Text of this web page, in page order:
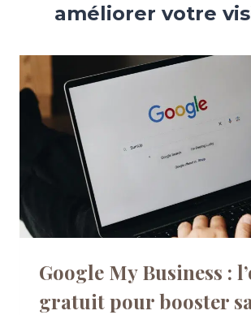
améliorer votre
Google My Business :
gratuit pour booster sa